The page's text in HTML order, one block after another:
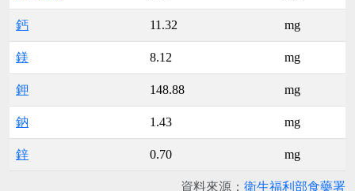
鈣 11.32 mg
鎂 8.12 mg
鉀 148.88 mg
鈉 1.43 mg
鋅 0.70 mg
資料來源： 衛生福利部食藥署